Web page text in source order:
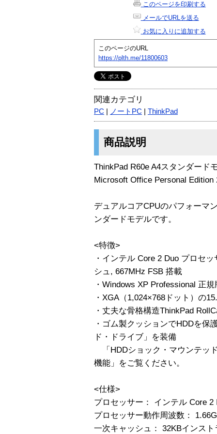
このページを印刷する
メールでURLを送る
お気に入りに追加する
このページのURL
https://plth.me/11800603
関連カテゴリ
PC ノートPC ThinkPad
商品説明
ThinkPad R60e A4スタンダード
Microsoft Office Personal
デュアルコアCPUのパフォーマ
ンダードモデルです。
<特徴>
・インテル Core 2 Duo プロセ
シュ, 667MHz FSB 搭載
・Windows XP Professional 正
・XGA（1,024×768ドット）の
・丈夫な骨格構造ThinkPad
・ゴム製クッションでHDDを保
ド・ドライブ」を装備
「HDDショック・マウンテッ
機能」をご覧ください。
<仕様>
プロセッサー： インテル Core 2
プロセッサー動作周波数：
一次キャッシュ： 32KBインス